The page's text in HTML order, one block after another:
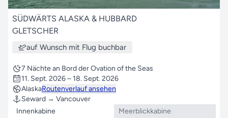
SÜDWÄRTS ALASKA & HUBBARD
GLETSCHER
auf Wunsch mit Flug buchbar
7 Nächte an Bord der Ovation of the Seas
11. Sept. 2026 – 18. Sept. 2026
AlaskaRoutenverlauf ansehen
Seward → Vancouver
Innenkabine
Meerblickkabine